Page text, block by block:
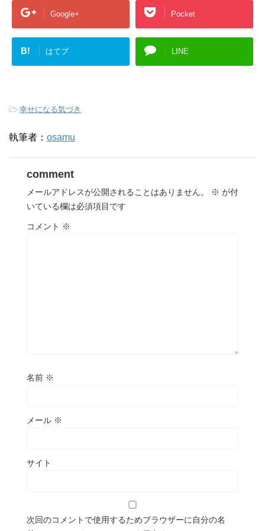
Google+ Pocket
B! はてブ LINE
-幸せになる気づき
執筆者： osamu
comment
メールアドレスが公開されることはありません。 ※ が付
いている欄は必須項目です
コメント ※
名前 ※
メール ※
サイト
次回のコメントで使用するためブラウザーに自分の名